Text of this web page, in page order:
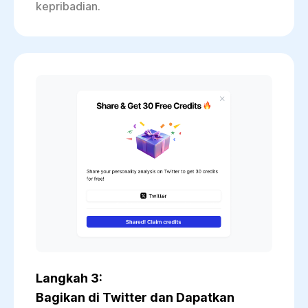
kepribadian.
Langkah 3:
Bagikan di Twitter dan Dapatkan